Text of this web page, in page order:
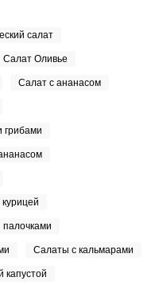
салат
Салат Оливье
Салат с ананасом
грибами
Салаты с кальмарами
капустой